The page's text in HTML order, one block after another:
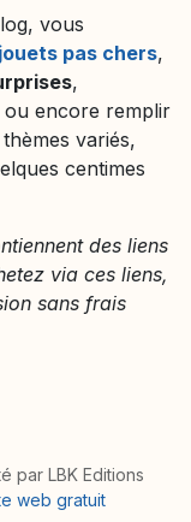
vous
pas chers,
,
ou encore remplir
variés,
centimes
des liens
via ces liens,
sans frais
par LBK Editions
web gratuit